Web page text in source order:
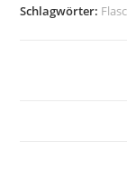
Schlagwörter: